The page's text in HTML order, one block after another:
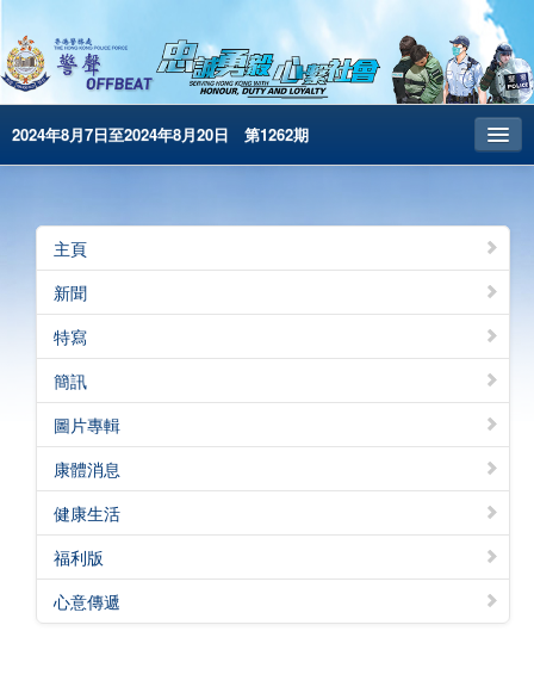
2024年8月7日至2024年8月20日 第1262期
昔日警聲
警務處主頁
简体版
English
電子書版
警聲特刊
主頁
新聞
特寫
簡訊
圖片專輯
康體消息
健康生活
福利版
心意傳遞